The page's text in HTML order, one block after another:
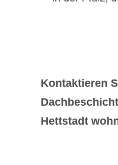
Kontaktieren
Hettstadt